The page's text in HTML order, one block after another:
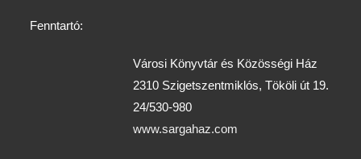
Fenntartó:
Városi Könyvtár és Közösségi Ház
2310 Szigetszentmiklós, Tököli út 19.
24/530-980
www.sargahaz.com